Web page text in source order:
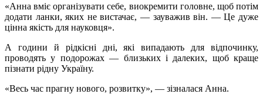
«Анна вміє організувати себе, виокремити головне, щоб потім
додати ланки, яких не вистачає, — зауважив він. — Це дуже
цінна якість для науковця».
А години й рідкісні дні, які випадають для відпочинку,
проводять у подорожах — близьких і далеких, щоб краще
пізнати рідну Україну.
«Весь час прагну нового, розвитку», — зізналася Анна.